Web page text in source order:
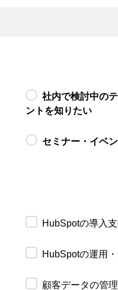
社内で検討中の
ントを知りたい
セミナー・イベ
HubSpotの導入
HubSpotの運用
顧客データの管